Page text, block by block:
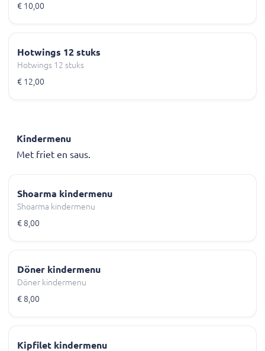
€ 10,00
Hotwings 12 stuks
Hotwings 12 stuks
€ 12,00
Kindermenu
Met friet en saus.
Shoarma kindermenu
Shoarma kindermenu
€ 8,00
Döner kindermenu
Döner kindermenu
€ 8,00
Kipfilet kindermenu